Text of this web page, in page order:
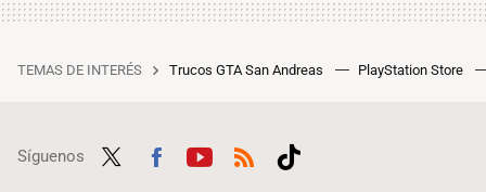
TEMAS DE INTERÉS Trucos GTA San Andreas PlayStation Store
Síguenos